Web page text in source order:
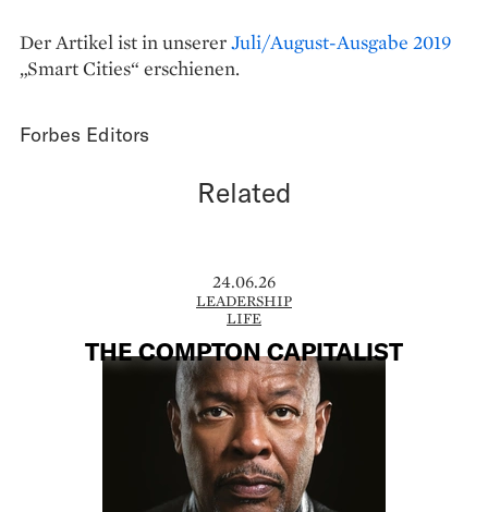
Der Artikel ist in unsererJuli/August-Ausgabe 2019
„Smart Cities“ erschienen.
Forbes Editors
Related
24.06.26
LEADERSHIP
LIFE
THE COMPTON CAPITALIST